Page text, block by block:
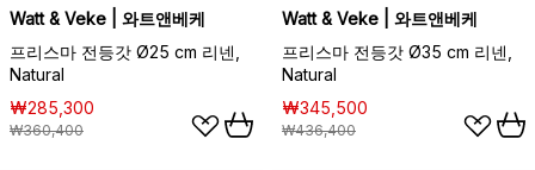
Watt & Veke | 와트앤베케
프리스마 전등갓 Ø25 cm 리넨,
Natural
₩285,300
₩360,400
Watt & Veke | 와트앤베케
프리스마 전등갓 Ø35 cm 리넨,
Natural
₩345,500
₩436,400